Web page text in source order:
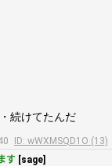
続けてたんだ
ID: wWXMSQD1O (13)
す [sage]